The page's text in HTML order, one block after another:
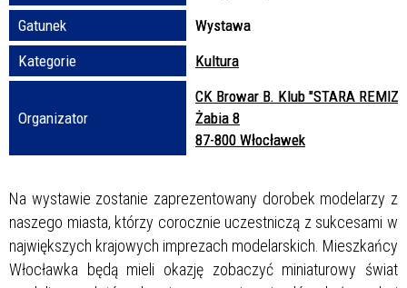
Gatunek
Wystawa
Kategorie
Kultura
Organizator
CK Browar B. Klub "STARA
Żabia 8
87-800 Włocławek
Na wystawie zostanie zaprezentowany dorobek modelarzy z
naszego miasta, którzy corocznie uczestniczą z sukcesami w
największych krajowych imprezach modelarskich. Mieszkańcy
Włocławka będą mieli okazję zobaczyć miniaturowy świat